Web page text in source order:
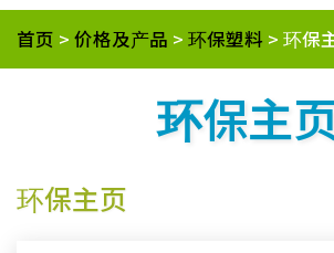
首页 价格及产品 环保塑料 环保
环保主
环保主页